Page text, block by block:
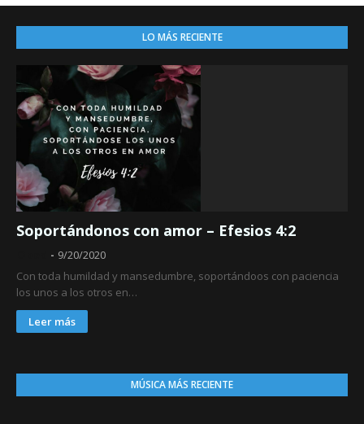
LO MÁS RECIENTE
Soportándonos con amor – Efesios 4:2
9/20/2020
Con toda humildad y mansedumbre, soportándoos con paciencia
los unos a los otros en…
Leer más
MÚSICA MÁS RECIENTE